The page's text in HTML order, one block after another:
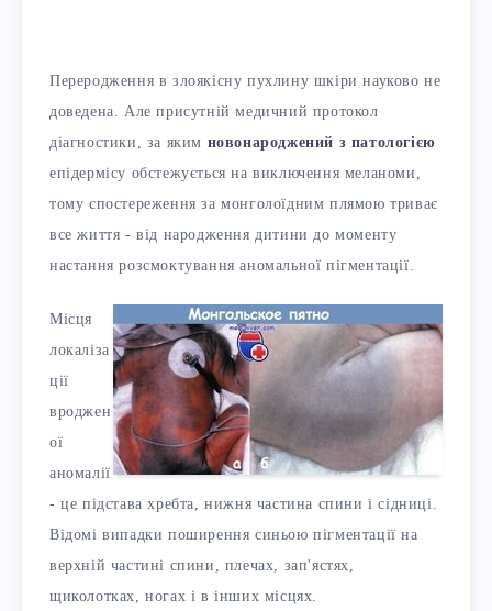
Переродження в злоякісну пухлину шкіри науково не
доведена. Але присутній медичний протокол
діагностики, за яким новонароджений з патологією
епідермісу обстежується на виключення меланоми,
тому спостереження за монголоїдним плямою триває
все життя - від народження дитини до моменту
настання розсмоктування аномальної пігментації.
Місця
локаліза
ції
вроджен
ої
аномалії
- це підстава хребта, нижня частина спини і сідниці.
Відомі випадки поширення синьою пігментації на
верхній частині спини, плечах, зап'ястях,
щиколотках, ногах і в інших місцях.